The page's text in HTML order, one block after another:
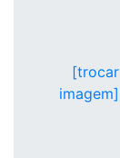
[trocar
imagem]